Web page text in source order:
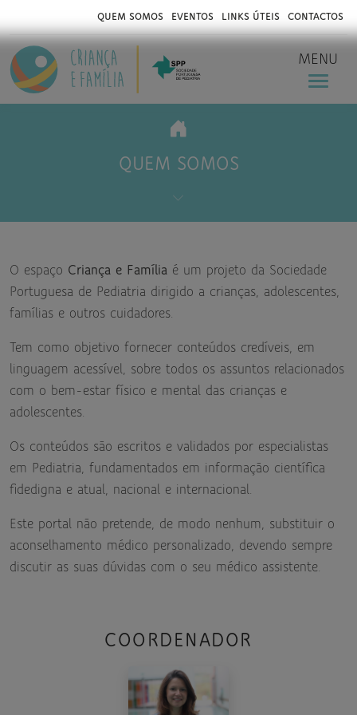
QUEM SOMOS EVENTOS LINKS ÚTEIS CONTACTOS
MENU
QUEM SOMOS
O espaço Criança e Família é um projeto da Sociedade
Portuguesa de Pediatria dirigido a crianças, adolescentes,
famílias e outros cuidadores.
Tem como objetivo fornecer conteúdos credíveis, em
linguagem acessível, sobre todos os assuntos relacionados
com o bem-estar físico e mental das crianças e
adolescentes.
Os conteúdos são escritos e validados por especialistas
em Pediatria, fundamentados em informação científica
fidedigna e atual, nacional e internacional.
Este portal não pretende, de modo nenhum, substituir o
aconselhamento médico personalizado, devendo sempre
discutir as suas dúvidas com o seu médico assistente.
COORDENADOR